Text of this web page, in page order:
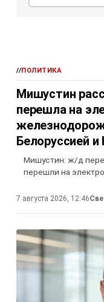
//ПОЛИТИКА
Мишустин
перешла на
Белоруссией
Мишустин: ж/д
перешли на
7 августа 2026, 12:46